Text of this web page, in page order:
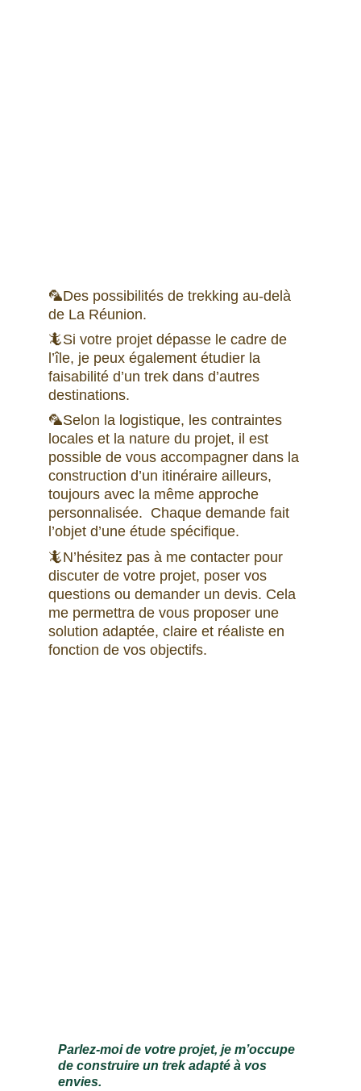
🦜Des possibilités de trekking au-delà
de La Réunion.
🦎Si votre projet dépasse le cadre de
l’île, je peux également étudier la
faisabilité d’un trek dans d’autres
destinations.
🦜Selon la logistique, les contraintes
locales et la nature du projet, il est
possible de vous accompagner dans la
construction d’un itinéraire ailleurs,
toujours avec la même approche
personnalisée.  Chaque demande fait
l’objet d’une étude spécifique.
🦎N’hésitez pas à me contacter pour
discuter de votre projet, poser vos
questions ou demander un devis. Cela
me permettra de vous proposer une
solution adaptée, claire et réaliste en
fonction de vos objectifs.
Parlez-moi de votre projet, je m’occupe
de construire un trek adapté à vos
envies.